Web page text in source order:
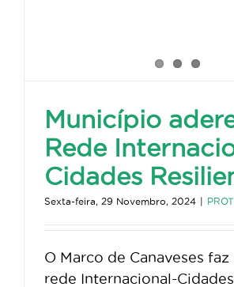
Município
Rede
Cidades
Sexta-feira, 29 Novembro, 2024 |
O Marco de Canaveses
rede Internacional-Cidades